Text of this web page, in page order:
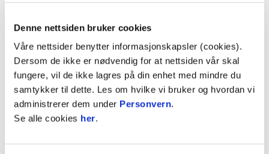
Denne nettsiden bruker cookies
Våre nettsider benytter informasjonskapsler (cookies).
Dersom de ikke er nødvendig for at nettsiden vår skal
fungere, vil de ikke lagres på din enhet med mindre du
samtykker til dette. Les om hvilke vi bruker og hvordan vi
administrerer dem under Personvern.
Se alle cookies her.